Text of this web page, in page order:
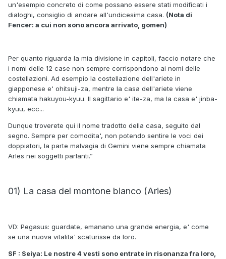
un'esempio concreto di come possano essere stati modificati i
dialoghi, consiglio di andare all'undicesima casa. (Nota di
Fencer: a cui non sono ancora arrivato, gomen)
Per quanto riguarda la mia divisione in capitoli, faccio notare che
i nomi delle 12 case non sempre corrispondono ai nomi delle
costellazioni. Ad esempio la costellazione dell'ariete in
giapponese e' ohitsuji-za, mentre la casa dell'ariete viene
chiamata hakuyou-kyuu. Il sagittario e' ite-za, ma la casa e' jinba-
kyuu, ecc...
Dunque troverete qui il nome tradotto della casa, seguito dal
segno. Sempre per comodita', non potendo sentire le voci dei
doppiatori, la parte malvagia di Gemini viene sempre chiamata
Arles nei soggetti parlanti.”
01) La casa del montone bianco (Aries)
VD: Pegasus: guardate, emanano una grande energia, e' come
se una nuova vitalita' scaturisse da loro.
SF : Seiya: Le nostre 4 vesti sono entrate in risonanza fra loro,